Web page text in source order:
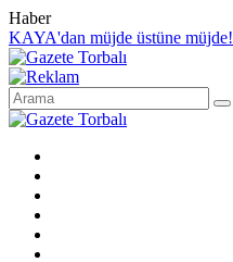
Haber
KAYA'dan müjde üstüne müjde!